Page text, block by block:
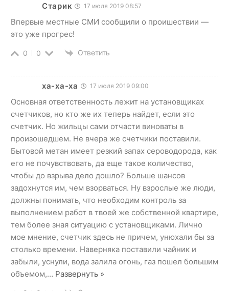
Старик 17 июля 2019 08:57
Впервые местные СМИ сообщили о проишествии —
это уже прогрес!
0 0 Ответить
ха-ха-ха 17 июля 2019 09:00
Основная ответственность лежит на установщиках
счетчиков, но кто же их теперь найдет, если это
счетчик. Но жильцы сами отчасти виноваты в
произошедшем. Не вчера же счетчики поставили.
Бытовой метан имеет резкий запах сероводорода, как
его не почувствовать, да еще такое количество,
чтобы до взрыва дело дошло? Больше шансов
задохнутся им, чем взорваться. Ну взрослые же люди,
должны понимать, что необходим контроль за
выполнением работ в твоей же собственной квартире,
тем более зная ситуацию с установщиками. Лично
мое мнение, счетчик здесь не причем, унюхали бы за
столько времени. Наверняка поставили чайник и
забыли, уснули, вода залила огонь, газ пошел большим
объемом,… Развернуть »